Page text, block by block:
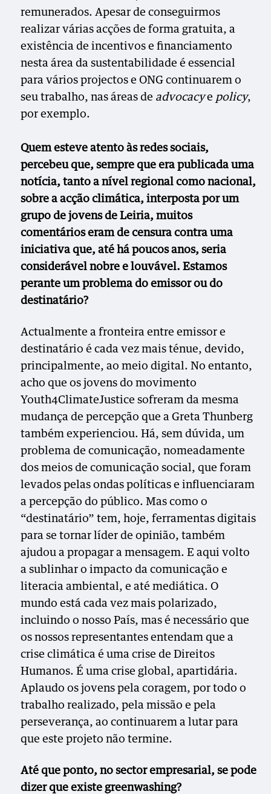
remunerados. Apesar de conseguirmos
realizar várias acções de forma gratuita, a
existência de incentivos e financiamento
nesta área da sustentabilidade é essencial
para vários projectos e ONG continuarem o
seu trabalho, nas áreas de advocacye policy,
por exemplo.
Quem esteve atento às redes sociais,
percebeu que, sempre que era publicada uma
notícia, tanto a nível regional como nacional,
sobre a acção climática, interposta por um
grupo de jovens de Leiria, muitos
comentários eram de censura contra uma
iniciativa que, até há poucos anos, seria
considerável nobre e louvável. Estamos
perante um problema do emissor ou do
destinatário?
Actualmente a fronteira entre emissor e
destinatário é cada vez mais ténue, devido,
principalmente, ao meio digital. No entanto,
acho que os jovens do movimento
Youth4ClimateJustice sofreram da mesma
mudança de percepção que a Greta Thunberg
também experienciou. Há, sem dúvida, um
problema de comunicação, nomeadamente
dos meios de comunicação social, que foram
levados pelas ondas políticas e influenciaram
a percepção do público. Mas como o
“destinatário” tem, hoje, ferramentas digitais
para se tornar líder de opinião, também
ajudou a propagar a mensagem. E aqui volto
a sublinhar o impacto da comunicação e
literacia ambiental, e até mediática. O
mundo está cada vez mais polarizado,
incluindo o nosso País, mas é necessário que
os nossos representantes entendam que a
crise climática é uma crise de Direitos
Humanos. É uma crise global, apartidária.
Aplaudo os jovens pela coragem, por todo o
trabalho realizado, pela missão e pela
perseverança, ao continuarem a lutar para
que este projeto não termine.
Até que ponto, no sector empresarial, se pode
dizer que existe greenwashing?